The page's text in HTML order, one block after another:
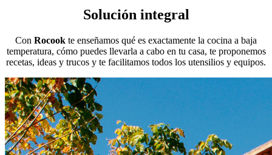
Solución integral
Con Rocook te enseñamos qué es exactamente la cocina a baja
temperatura, cómo puedes llevarla a cabo en tu casa, te proponemos
recetas, ideas y trucos y te facilitamos todos los utensilios y equipos.